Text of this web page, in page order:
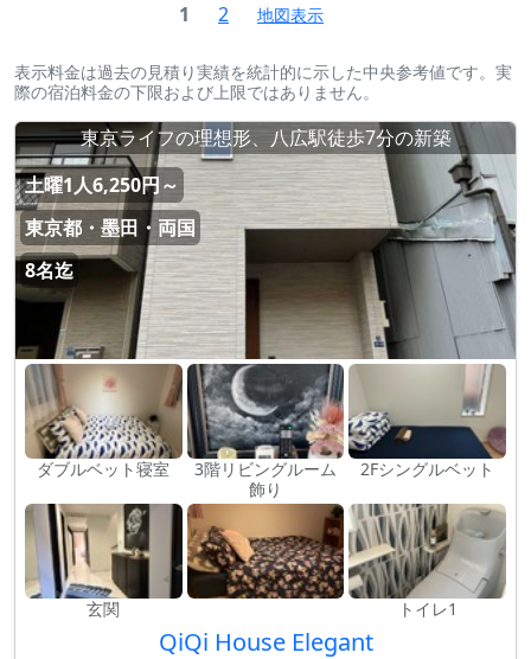
1 2 地図表示
表示料金は過去の見積り実績を統計的に示した中央参考値です。実
際の宿泊料金の下限および上限ではありません。
東京ライフの理想形、八広駅徒歩7分の新築
土曜1人6,250円～
東京都・墨田・両国
8名迄
ダブルベット寝室
3階リビングルーム
飾り
2Fシングルベット
玄関 トイレ1
QiQi House Elegant